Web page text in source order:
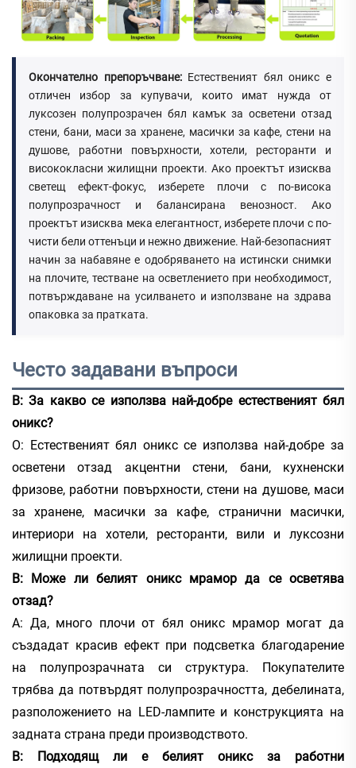
Окончателно препоръчване: Естественият бял оникс е
отличен избор за купувачи, които имат нужда от
луксозен полупрозрачен бял камък за осветени отзад
стени, бани, маси за хранене, масички за кафе, стени на
душове, работни повърхности, хотели, ресторанти и
висококласни жилищни проекти. Ако проектът изисква
светещ ефект-фокус, изберете плочи с по-висока
полупрозрачност и балансирана венозност. Ако
проектът изисква мека елегантност, изберете плочи с по-
чисти бели оттенъци и нежно движение. Най-безопасният
начин за набавяне е одобряването на истински снимки
на плочите, тестване на осветлението при необходимост,
потвърждаване на усилването и използване на здрава
опаковка за пратката.
Често задавани въпроси
В: За какво се използва най-добре естественият бял
оникс?
О: Естественият бял оникс се използва най-добре за
осветени отзад акцентни стени, бани, кухненски
фризове, работни повърхности, стени на душове, маси
за хранене, масички за кафе, странични масички,
интериори на хотели, ресторанти, вили и луксозни
жилищни проекти.
В: Може ли белият оникс мрамор да се осветява
отзад?
А: Да, много плочи от бял оникс мрамор могат да
създадат красив ефект при подсветка благодарение
на полупрозрачната си структура. Покупателите
трябва да потвърдят полупрозрачността, дебелината,
разположението на LED-лампите и конструкцията на
задната страна преди производството.
В: Подходящ ли е белият оникс за работни